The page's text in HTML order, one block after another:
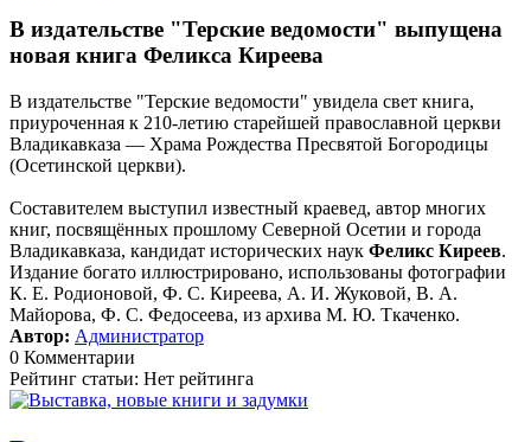
В издательстве "Терские ведомости" выпущена
новая книга Феликса Киреева
В издательстве "Терские ведомости" увидела свет книга,
приуроченная к 210-летию старейшей православной церкви
Владикавказа — Храма Рождества Пресвятой Богородицы
(Осетинской церкви).
Составителем выступил известный краевед, автор многих
книг, посвящённых прошлому Северной Осетии и города
Владикавказа, кандидат исторических наук Феликс Киреев.
Издание богато иллюстрировано, использованы фотографии
К. Е. Родионовой, Ф. С. Киреева, А. И. Жуковой, В. А.
Майорова, Ф. С. Федосеева, из архива М. Ю. Ткаченко.
Автор: Администратор
0 Комментарии
Рейтинг статьи: Нет рейтинга